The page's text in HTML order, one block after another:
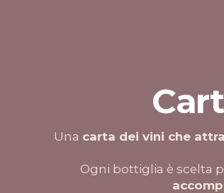
Una carta dei vini che
Ogni bottiglia è scelta